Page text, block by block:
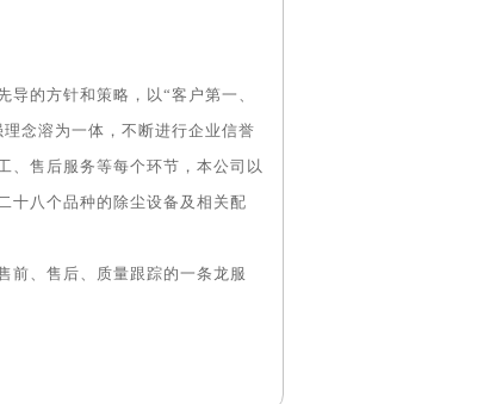
的方针和策略，以“客户第一、
念溶为一体，不断进行企业信誉
、售后服务等每个环节，本公司以
十八个品种的除尘设备及相关配
前、售后、质量跟踪的一条龙服